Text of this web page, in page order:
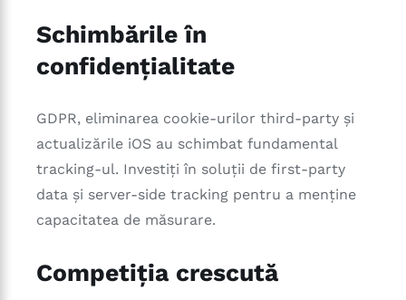
Schimbările în
confidențialitate
GDPR, eliminarea cookie-urilor third-party și
actualizările iOS au schimbat fundamental
tracking-ul. Investiți în soluții de first-party
data și server-side tracking pentru a menține
capacitatea de măsurare.
Competiția crescută